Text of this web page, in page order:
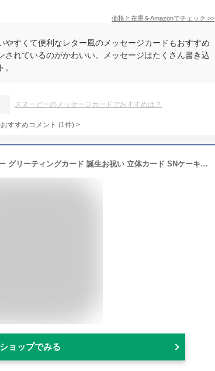
価格と在庫をAmazonでチェック >>
やすくて便利なレター風のメッセージカードもおすすめ
されているのがかわいい。メッセージはたくさん書き込
スヌーピーのメッセージカードでおすすめは？
すすめコメント (1件) >
【最大1000円OFFクーポン！】スヌーピー グリーティングカード 誕生お祝い 立体カード SNケーキとはしご2 ピーナッツ 日本ホールマーク バースデーカード キャラクター メッセージカード グッズ メール便可 シネマコレクション
ショップでみる